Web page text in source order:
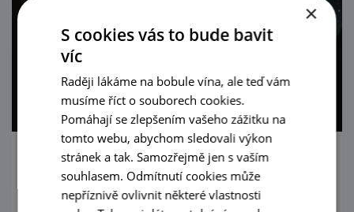
Výstava Tváře města (Znojmo 800 let)
6. 6. — 7. 11. '26
×
S cookies vás to bude bavit
víc
Raději lákáme na bobule vína, ale teď vám
musíme říct o souborech cookies.
Pomáhají se zlepšením vašeho zážitku na
tomto webu, abychom sledovali výkon
stránek a tak. Samozřejmě jen s vaším
souhlasem. Odmítnutí cookies může
nepříznivě ovlivnit některé vlastnosti